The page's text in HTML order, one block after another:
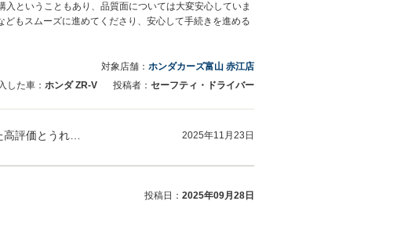
ということもあり、品質面については大変安心していま
もスムーズに進めてくださり、安心して手続きを進める
対象店舗： ホンダカーズ富山 赤江店
した車： ホンダ ZR-V 投稿者： セーフティ・ドライバー
2025年11月23日
投稿日： 2025年09月28日